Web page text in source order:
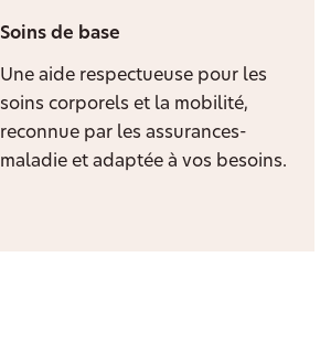
Soins de base
Une aide respectueuse pour les
soins corporels et la mobilité,
reconnue par les assurances-
maladie et adaptée à vos besoins.